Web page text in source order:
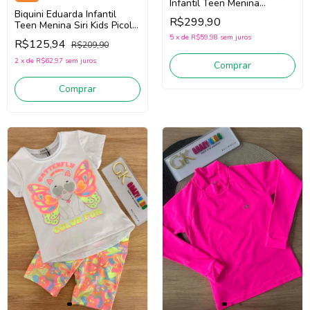
Biquini Eduarda Infantil
Teen Menina Siri Kids Picolé
40174 (Laranja)
R$125,94 R$209,90
2 x de R$62,97 sem juros
Comprar
Infantil Teen Menina
Pituchinhus 30715 (Off
White)
R$299,90
5 x de R$59,98 sem juros
Comprar